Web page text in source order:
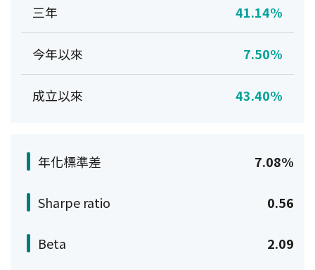
三年 41.14%
今年以來 7.50%
成立以來 43.40%
年化標準差 7.08%
Sharpe ratio 0.56
Beta 2.09